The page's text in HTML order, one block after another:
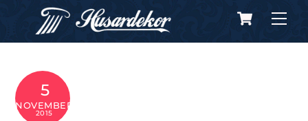
content
Cart
5
NOVEMBER
2015